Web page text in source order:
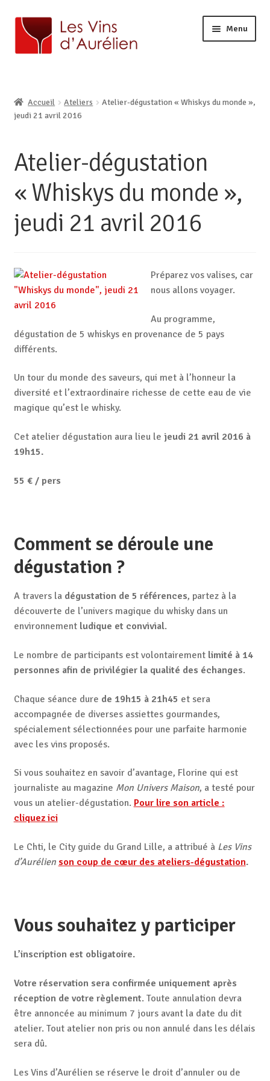
Menu
le
BOUTIQUE EN LIGNE
AURÉLIEN, CAVISTE À LILLE
Accueil Ateliers
Atelier-dégustation « Whiskys du monde »,
jeudi 21 avril 2016
Atelier-dégustation
« Whiskys du monde »,
jeudi 21 avril 2016
Préparez vos valises, car
nous allons voyager.
Au programme,
dégustation de 5 whiskys en provenance de 5 pays
différents.
Un tour du monde des saveurs, qui met à l’honneur la
diversité et l’extraordinaire richesse de cette eau de vie
magique qu’est le whisky.
Cet atelier dégustation aura lieu le jeudi 21 avril 2016 à
19h15.
55 € / pers
Comment se déroule une
dégustation ?
A travers la dégustation de 5 références, partez à la
découverte de l’univers magique du whisky dans un
environnement ludique et convivial.
Le nombre de participants est volontairement limité à 14
personnes afin de privilégier la qualité des échanges.
Chaque séance dure de 19h15 à 21h45 et sera
accompagnée de diverses assiettes gourmandes,
spécialement sélectionnées pour une parfaite harmonie
avec les vins proposés.
Si vous souhaitez en savoir d’avantage, Florine qui est
journaliste au magazine Mon Univers Maison, a testé pour
vous un atelier-dégustation. Pour lire son article :
cliquez ici
Le Chti, le City guide du Grand Lille, a attribué à Les Vins
d’Aurélien son coup de cœur des ateliers-dégustation.
Vous souhaitez y participer
L’inscription est obligatoire.
Votre réservation sera confirmée uniquement après
réception de votre règlement. Toute annulation devra
être annoncée au minimum 7 jours avant la date du dit
atelier. Tout atelier non pris ou non annulé dans les délais
sera dû.
Les Vins d’Aurélien se réserve le droit d’annuler ou de